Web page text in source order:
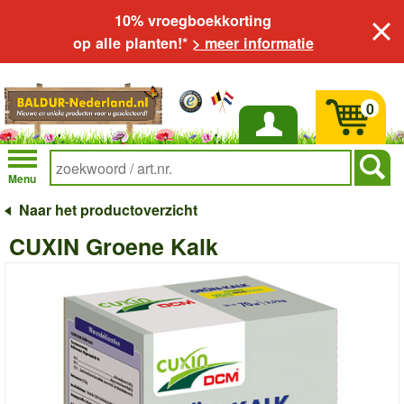
10% vroegboekkorting
op alle planten!* > meer informatie
Inloggen
Menu
0
Naar het productoverzicht
CUXIN Groene Kalk